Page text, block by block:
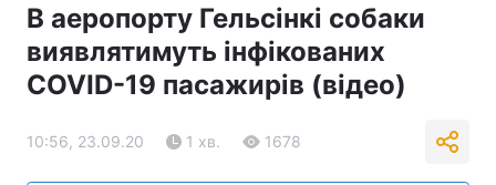
В аеропорту Гельсінкі собаки
виявлятимуть інфікованих
COVID-19 пасажирів (відео)
10:56, 23.09.20 1 хв. 1678